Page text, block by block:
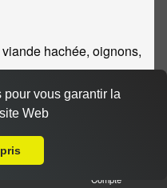
hachée, oignons,
Compte
vous garantir la
Web